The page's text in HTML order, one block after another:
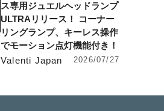
ス専用ジュエルヘッドランプ
ULTRAリリース！ コーナー
リングランプ、キーレス操作
でモーション点灯機能付き！
Valenti Japan
2026/07/27